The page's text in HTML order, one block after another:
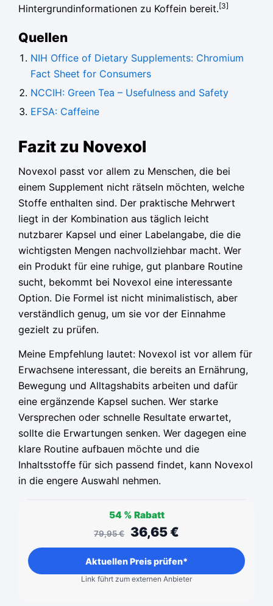
Hintergrundinformationen zu Koffein bereit.[3]
Quellen
NIH Office of Dietary Supplements: Chromium
Fact Sheet for Consumers
NCCIH: Green Tea – Usefulness and Safety
EFSA: Caffeine
Fazit zu Novexol
Novexol passt vor allem zu Menschen, die bei
einem Supplement nicht rätseln möchten, welche
Stoffe enthalten sind. Der praktische Mehrwert
liegt in der Kombination aus täglich leicht
nutzbarer Kapsel und einer Labelangabe, die die
wichtigsten Mengen nachvollziehbar macht. Wer
ein Produkt für eine ruhige, gut planbare Routine
sucht, bekommt bei Novexol eine interessante
Option. Die Formel ist nicht minimalistisch, aber
verständlich genug, um sie vor der Einnahme
gezielt zu prüfen.
Meine Empfehlung lautet: Novexol ist vor allem für
Erwachsene interessant, die bereits an Ernährung,
Bewegung und Alltagshabits arbeiten und dafür
eine ergänzende Kapsel suchen. Wer starke
Versprechen oder schnelle Resultate erwartet,
sollte die Erwartungen senken. Wer dagegen eine
klare Routine aufbauen möchte und die
Inhaltsstoffe für sich passend findet, kann Novexol
in die engere Auswahl nehmen.
54 % Rabatt
79,95€ 36,65€
Aktuellen Preis prüfen*
Link führt zum externen Anbieter